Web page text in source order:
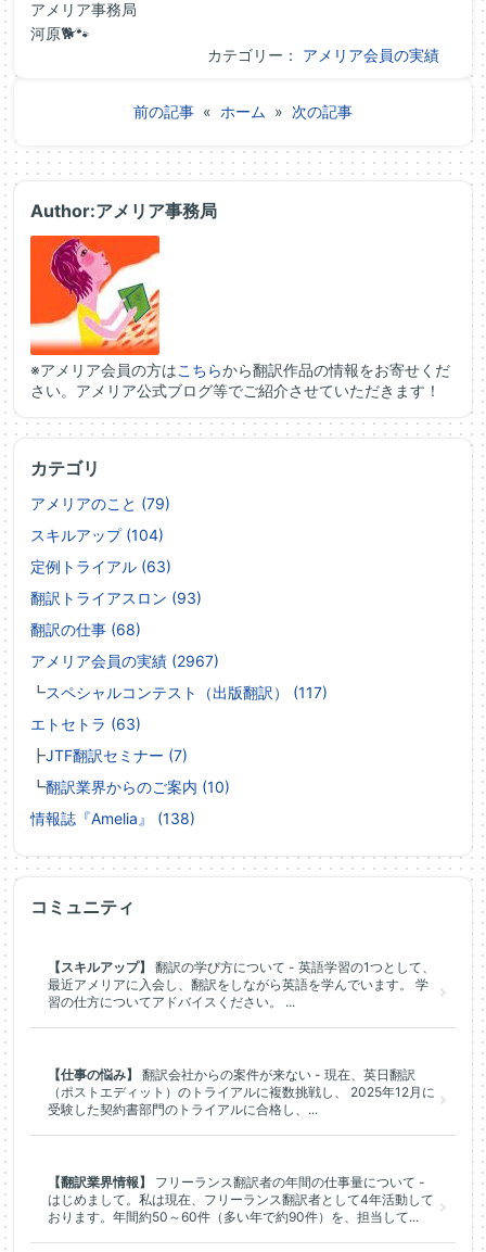
アメリア事務局
河原🐕🐾
カテゴリー： アメリア会員の実績
前の記事 « ホーム » 次の記事
Author:アメリア事務局
※アメリア会員の方はこちらから翻訳作品の情報をお寄せくだ
さい。アメリア公式ブログ等でご紹介させていただきます！
カテゴリ
アメリアのこと (79)
スキルアップ (104)
定例トライアル (63)
翻訳トライアスロン (93)
翻訳の仕事 (68)
アメリア会員の実績 (2967)
┗スペシャルコンテスト（出版翻訳） (117)
エトセトラ (63)
┣JTF翻訳セミナー (7)
┗翻訳業界からのご案内 (10)
情報誌『Amelia』 (138)
コミュニティ
【スキルアップ】
翻訳の学び方について - 英語学習の1つとして、
最近アメリアに入会し、翻訳をしながら英語を学んでいます。 学
習の仕方についてアドバイスください。 ...
【仕事の悩み】
翻訳会社からの案件が来ない - 現在、英日翻訳
（ポストエディット）のトライアルに複数挑戦し、 2025年12月に
受験した契約書部門のトライアルに合格し、...
【翻訳業界情報】
フリーランス翻訳者の年間の仕事量について -
はじめまして。私は現在、フリーランス翻訳者として4年活動して
おります。年間約50～60件（多い年で約90件）を、担当して...